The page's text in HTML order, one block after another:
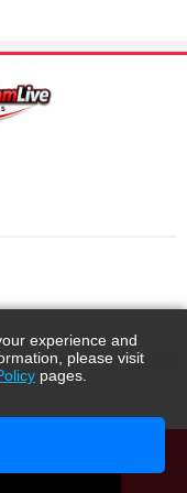
experience and
please visit
pages.